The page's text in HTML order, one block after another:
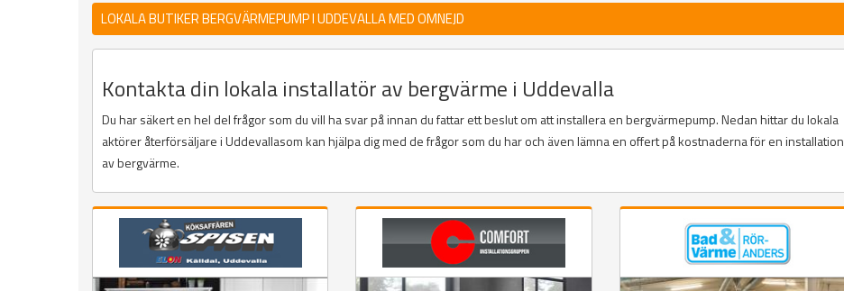
LOKALA BUTIKER BERGVÄRMEPUMP I UDDEVALLA MED OMNEJD
Kontakta din lokala installatör av bergvärme i Uddevalla
Du har säkert en hel del frågor som du vill ha svar på innan du fattar ett beslut om att installera en bergvärmepump. Nedan hittar du lokala
aktörer återförsäljare i Uddevallasom kan hjälpa dig med de frågor som du har och även lämna en offert på kostnaderna för en installation
av bergvärme.